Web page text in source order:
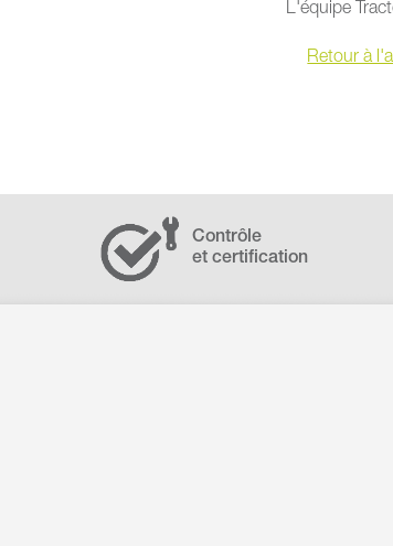
L'équipe
Retour à
Contrôle
et certification